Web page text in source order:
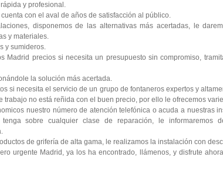
y profesional.
con el aval de años de satisfacción al público.
disponemos de las alternativas más acertadas, le
y materiales.
y sumideros.
Madrid precios si necesita un presupuesto sin compromiso,
la solución más acertada.
si necesita el servicio de un grupo de fontaneros expertos y
trabajo no está reñida con el buen precio, por ello le ofrecemos
nuestro número de atención telefónica o acuda a nuestras
sobre cualquier clase de reparación, le informaremos
de grifería de alta gama, le realizamos la instalación con
urgente Madrid, ya los ha encontrado, llámenos, y disfrute